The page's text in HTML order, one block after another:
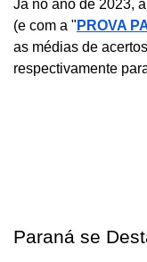
Já no ano de 2023,
(e com a " PROVA
as médias de
respectivamente
Paraná se